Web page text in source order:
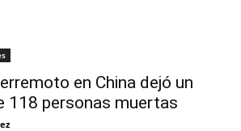
en China dejó un
118 personas muertas